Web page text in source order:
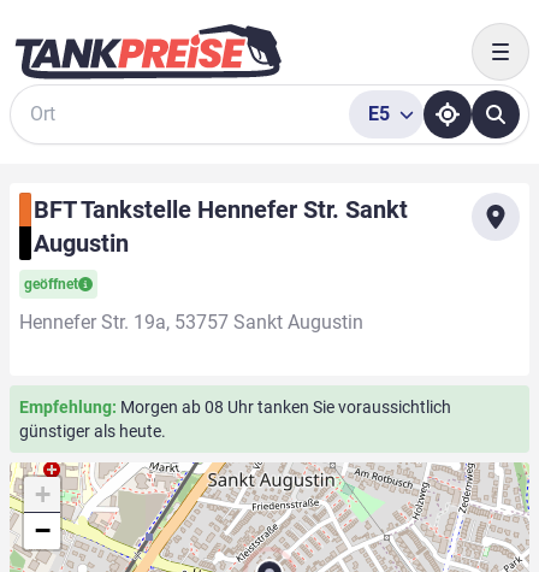
Suche
E5
BFT Tankstelle Hennefer Str. Sankt
Augustin
geöffnet
Hennefer Str. 19a, 53757 Sankt Augustin
Empfehlung: Morgen ab 08 Uhr tanken Sie voraussichtlich
günstiger als heute.
+
−